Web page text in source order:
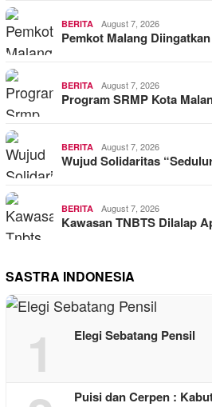
BERITA August 7, 2026
Pemkot Malang
BERITA August 7, 2026
Program SRMP Kota
BERITA August 7, 2026
Wujud Solidaritas
BERITA August 7, 2026
Kawasan TNBTS Dilalap
SASTRA INDONESIA
1 Elegi Sebatang Pensil
Puisi dan Cerpen :